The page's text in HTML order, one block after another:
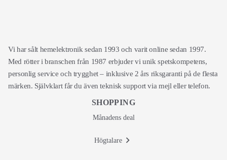
Vi har sålt hemelektronik sedan 1993 och varit online sedan 1997.
Med rötter i branschen från 1987 erbjuder vi unik spetskompetens,
personlig service och trygghet – inklusive 2 års riksgaranti på de flesta
märken. Självklart får du även teknisk support via mejl eller telefon.
SHOPPING
Månadens deal
Högtalare